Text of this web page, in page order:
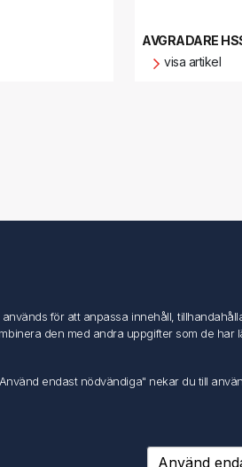
AVGRADARE
visa artikel
för att anpassa innehåll,
den med andra uppgifter som de har
endast nödvändiga" nekar du till
Använd